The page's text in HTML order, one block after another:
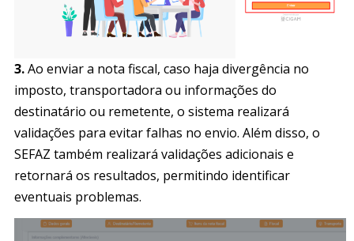
3.Ao enviar a nota fiscal, caso haja divergência no
imposto, transportadora ou informações do
destinatário ou remetente, o sistema realizará
validações para evitar falhas no envio. Além disso, o
SEFAZ também realizará validações adicionais e
retornará os resultados, permitindo identificar
eventuais problemas.